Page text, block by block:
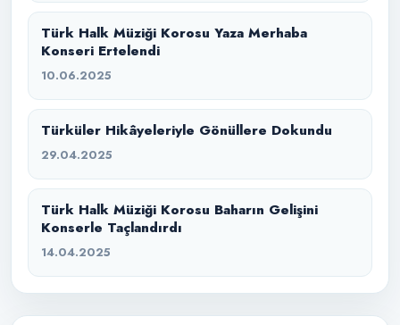
Türk Halk Müziği Korosu Yaza Merhaba
Konseri Ertelendi
10.06.2025
Türküler Hikâyeleriyle Gönüllere Dokundu
29.04.2025
Türk Halk Müziği Korosu Baharın Gelişini
Konserle Taçlandırdı
14.04.2025